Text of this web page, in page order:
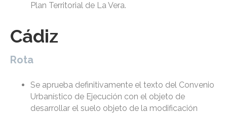
Plan Territorial de La Vera.
Cádiz
Rota
Se aprueba definitivamente el texto del Convenio
Urbanístico de Ejecución con el objeto de
desarrollar el suelo objeto de la modificación